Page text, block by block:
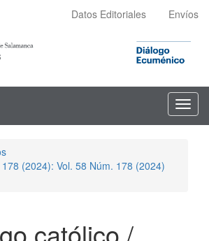
Datos Editoriales Envíos
(2024): Vol. 58 Núm. 178 (2024)
católico /